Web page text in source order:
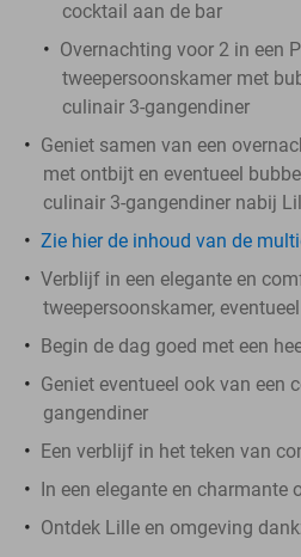
cocktail aan de bar
Overnachting voor 2 in een
tweepersoonskamer met
culinair 3-gangendiner
Geniet samen van een
met ontbijt en eventueel
culinair 3-gangendiner nabij
Zie hier de inhoud van de
Verblijf in een elegante en
tweepersoonskamer,
Begin de dag goed met een
Geniet eventueel ook van een
gangendiner
Een verblijf in het teken van
In een elegante en charmante
Ontdek Lille en omgeving